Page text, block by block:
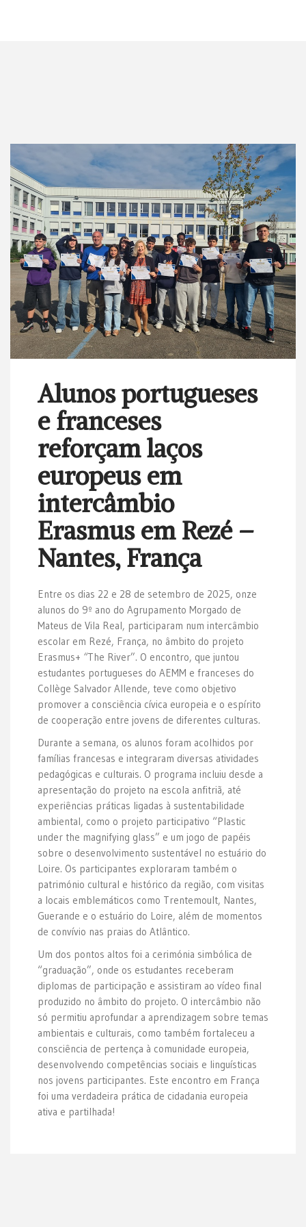
Alunos portugueses
e franceses
reforçam laços
europeus em
intercâmbio
Erasmus em Rezé –
Nantes, França
Entre os dias 22 e 28 de setembro de 2025, onze
alunos do 9º ano do Agrupamento Morgado de
Mateus de Vila Real, participaram num intercâmbio
escolar em Rezé, França, no âmbito do projeto
Erasmus+ “The River”. O encontro, que juntou
estudantes portugueses do AEMM e franceses do
Collège Salvador Allende, teve como objetivo
promover a consciência cívica europeia e o espírito
de cooperação entre jovens de diferentes culturas.
Durante a semana, os alunos foram acolhidos por
famílias francesas e integraram diversas atividades
pedagógicas e culturais. O programa incluiu desde a
apresentação do projeto na escola anfitriã, até
experiências práticas ligadas à sustentabilidade
ambiental, como o projeto participativo “Plastic
under the magnifying glass” e um jogo de papéis
sobre o desenvolvimento sustentável no estuário do
Loire. Os participantes exploraram também o
património cultural e histórico da região, com visitas
a locais emblemáticos como Trentemoult, Nantes,
Guerande e o estuário do Loire, além de momentos
de convívio nas praias do Atlântico.
Um dos pontos altos foi a cerimónia simbólica de
“graduação”, onde os estudantes receberam
diplomas de participação e assistiram ao vídeo final
produzido no âmbito do projeto. O intercâmbio não
só permitiu aprofundar a aprendizagem sobre temas
ambientais e culturais, como também fortaleceu a
consciência de pertença à comunidade europeia,
desenvolvendo competências sociais e linguísticas
nos jovens participantes. Este encontro em França
foi uma verdadeira prática de cidadania europeia
ativa e partilhada!